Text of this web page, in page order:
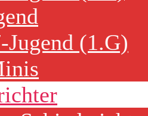
Jugend (1.G)